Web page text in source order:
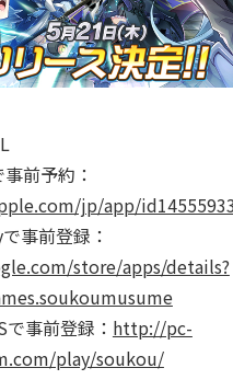
前予約：
jp/app/
事前登録：
store/apps/details?
事前登録： http://pc-
play/soukou/